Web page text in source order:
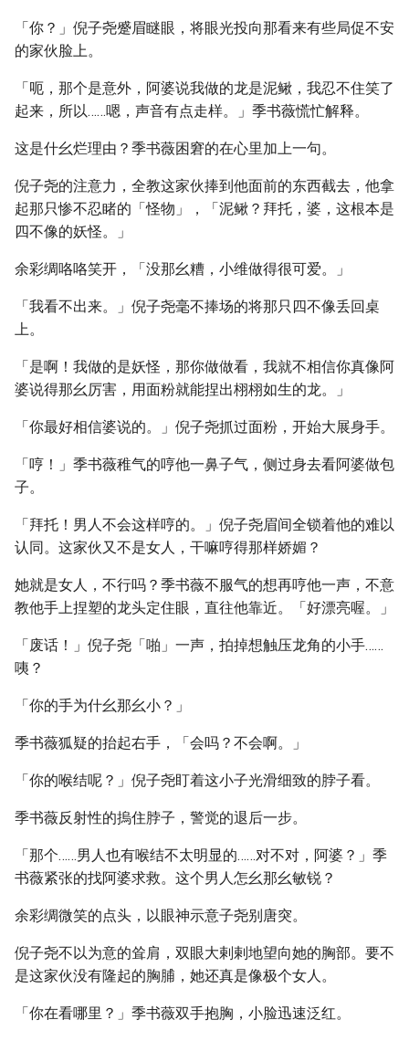
「你？」倪子尧蹙眉瞇眼，将眼光投向那看来有些局促不安
的家伙脸上。
「呃，那个是意外，阿婆说我做的龙是泥鳅，我忍不住笑了
起来，所以……嗯，声音有点走样。」季书薇慌忙解释。
这是什幺烂理由？季书薇困窘的在心里加上一句。
倪子尧的注意力，全教这家伙捧到他面前的东西截去，他拿
起那只惨不忍睹的「怪物」，「泥鳅？拜托，婆，这根本是
四不像的妖怪。」
余彩绸咯咯笑开，「没那幺糟，小维做得很可爱。」
「我看不出来。」倪子尧毫不捧场的将那只四不像丢回桌
上。
「是啊！我做的是妖怪，那你做做看，我就不相信你真像阿
婆说得那幺厉害，用面粉就能捏出栩栩如生的龙。」
「你最好相信婆说的。」倪子尧抓过面粉，开始大展身手。
「哼！」季书薇稚气的哼他一鼻子气，侧过身去看阿婆做包
子。
「拜托！男人不会这样哼的。」倪子尧眉间全锁着他的难以
认同。这家伙又不是女人，干嘛哼得那样娇媚？
她就是女人，不行吗？季书薇不服气的想再哼他一声，不意
教他手上捏塑的龙头定住眼，直往他靠近。「好漂亮喔。」
「废话！」倪子尧「啪」一声，拍掉想触压龙角的小手……
咦？
「你的手为什幺那幺小？」
季书薇狐疑的抬起右手，「会吗？不会啊。」
「你的喉结呢？」倪子尧盯着这小子光滑细致的脖子看。
季书薇反射性的摀住脖子，警觉的退后一步。
「那个……男人也有喉结不太明显的……对不对，阿婆？」季
书薇紧张的找阿婆求救。这个男人怎幺那幺敏锐？
余彩绸微笑的点头，以眼神示意子尧别唐突。
倪子尧不以为意的耸肩，双眼大剌剌地望向她的胸部。要不
是这家伙没有隆起的胸脯，她还真是像极个女人。
「你在看哪里？」季书薇双手抱胸，小脸迅速泛红。